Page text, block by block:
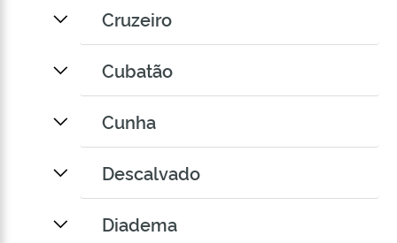
Cruzeiro
Cubatão
Cunha
Descalvado
Diadema